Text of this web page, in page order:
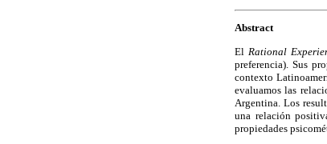
Abstract
El Rational
preferencia). Sus
contexto
evaluamos las
Argentina. Los
una relación
propiedades